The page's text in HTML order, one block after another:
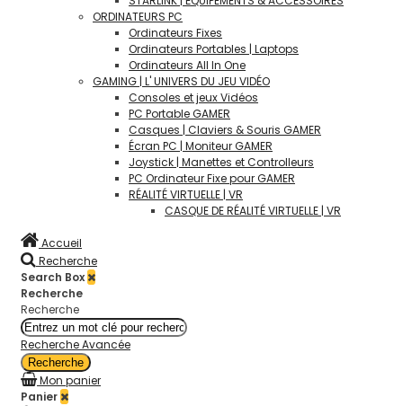
ORDINATEURS PC
Ordinateurs Fixes
Ordinateurs Portables | Laptops
Ordinateurs All In One
GAMING | L' UNIVERS DU JEU VIDÉO
Consoles et jeux Vidéos
PC Portable GAMER
Casques | Claviers & Souris GAMER
Écran PC | Moniteur GAMER
Joystick | Manettes et Controlleurs
PC Ordinateur Fixe pour GAMER
RÉALITÉ VIRTUELLE | VR
CASQUE DE RÉALITÉ VIRTUELLE | VR
Accueil
Recherche
Search Box
Recherche
Recherche
Recherche Avancée
Recherche
Mon panier
Panier